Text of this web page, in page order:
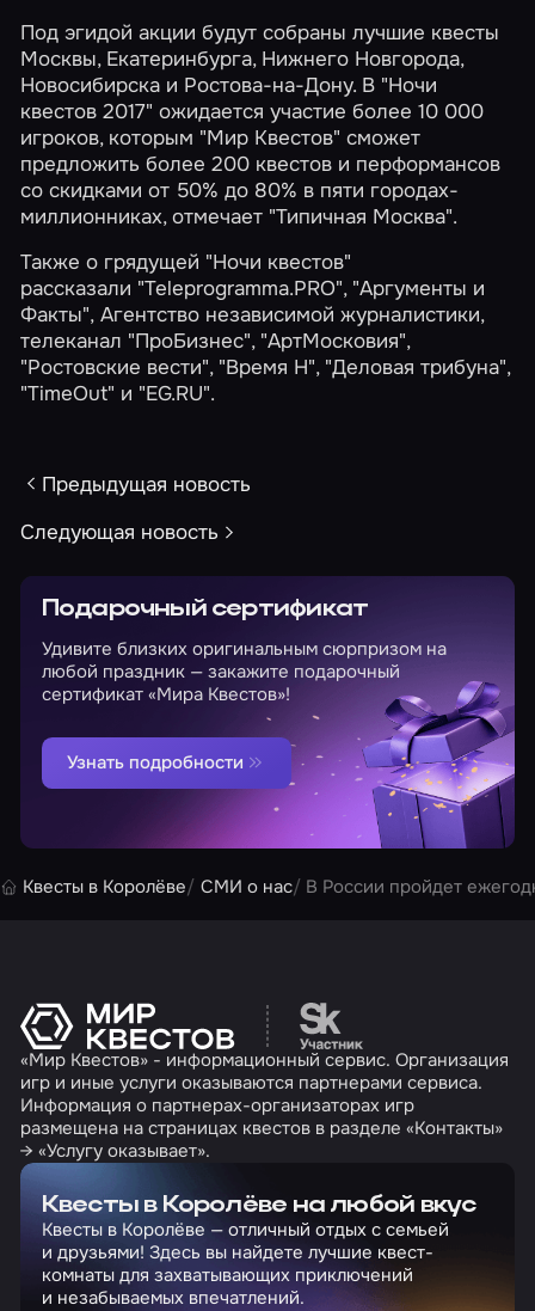
Под эгидой акции будут собраны лучшие квесты
Москвы, Екатеринбурга, Нижнего Новгорода,
Новосибирска и Ростова-на-Дону. В "Ночи
квестов 2017" ожидается участие более 10 000
игроков, которым "Мир Квестов" сможет
предложить более 200 квестов и перформансов
со скидками от 50% до 80% в пяти городах-
миллионниках, отмечает "Типичная Москва".
Также о грядущей "Ночи квестов"
рассказали "Teleprogramma.PRO", "Аргументы и
Факты", Агентство независимой журналистики,
телеканал "ПроБизнес", "АртМосковия",
"Ростовские вести", "Время Н", "Деловая трибуна",
"TimeOut" и "EG.RU".
Предыдущая новость
Следующая новость
Подарочный сертификат
Удивите близких оригинальным сюрпризом на
любой праздник — закажите подарочный
сертификат «Мира Квестов»!
Узнать подробности
Квесты в Королёве СМИ о нас В России пройдет
Перейти на сайт
«Мир Квестов» - информационный сервис. Организация
игр и иные услуги оказываются партнерами сервиса.
Информация о партнерах-организаторах игр
размещена на страницах квестов в разделе «Контакты»
→ «Услугу оказывает».
Квесты в Королёве на любой вкус
Квесты в Королёве — отличный отдых с семьей
и друзьями! Здесь вы найдете лучшие квест-
комнаты для захватывающих приключений
и незабываемых впечатлений.